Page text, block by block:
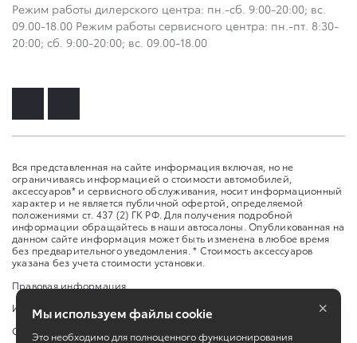
Режим работы дилерского центра: пн.-сб. 9:00-20:00; вс.
09.00-18.00 Режим работы сервисного центра: пн.-пт. 8:30-
20:00; сб. 9:00-20:00; вс. 09.00-18.00
Вся представленная на сайте информация включая, но не
ограничиваясь информацией о стоимости автомобилей,
аксессуаров* и сервисного обслуживания, носит информационный
характер и не является публичной офертой, определяемой
положениями ст. 437 (2) ГК РФ. Для получения подробной
информации обращайтесь в наши автосалоны. Опубликованная на
данном сайте информация может быть изменена в любое время
без предварительного уведомления. * Стоимость аксессуаров
указана без учета стоимости установки.
Правовая информация
Изменить настройку cookies
Сбросить cookie
Мы используем файлы cookie
Это необходимо для полноценного функционирования
×